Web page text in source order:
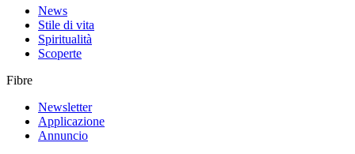
News
Stile di vita
Spiritualità
Scoperte
Fibre
Newsletter
Applicazione
Annuncio